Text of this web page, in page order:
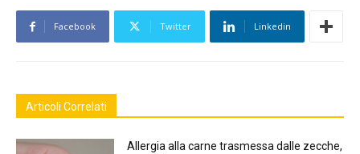
Facebook Twitter Linkedin
Articoli Correlati
Allergia alla carne trasmessa dalle zecche,